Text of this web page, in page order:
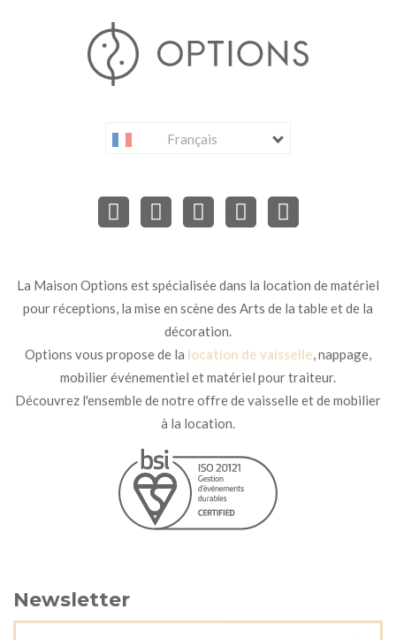
Français
La Maison Options est spécialisée dans la location de matériel
pour réceptions, la mise en scène des Arts de la table et de la
décoration.
Options vous propose de la location de vaisselle, nappage,
mobilier événementiel et matériel pour traiteur.
Découvrez l'ensemble de notre offre de vaisselle et de mobilier
à la location.
Newsletter